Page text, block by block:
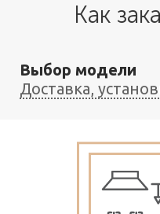
Как
Выбор модели
Доставка,